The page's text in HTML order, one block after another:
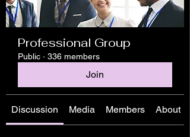
Professional Group
Public · 336 members
Join
Discussion Media Members About